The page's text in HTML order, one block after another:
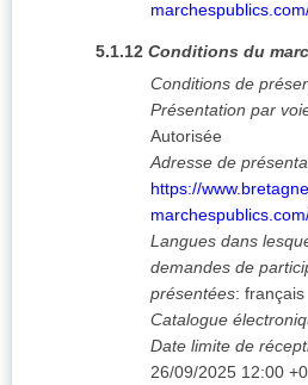
5.1.12 Conditions du
Conditions de
Présentation par
Autorisée
Adresse de
https://
Langues dans
demandes de
présentées: français
Catalogue
Date limite de
26/09/2025 12:00